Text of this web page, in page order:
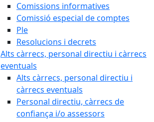
Comissions informatives
Comissió especial de comptes
Ple
Resolucions i decrets
Alts càrrecs, personal directiu i càrrecs
eventuals
Alts càrrecs, personal directiu i
càrrecs eventuals
Personal directiu, càrrecs de
confiança i/o assessors